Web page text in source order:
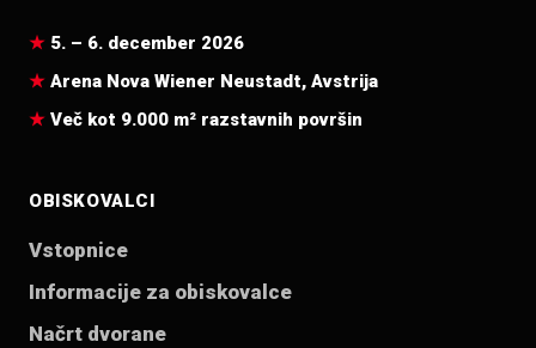
5. – 6. december 2026
Arena Nova Wiener Neustadt, Avstrija
Več kot 9.000 m² razstavnih površin
OBISKOVALCI
Vstopnice
Informacije za obiskovalce
Načrt dvorane